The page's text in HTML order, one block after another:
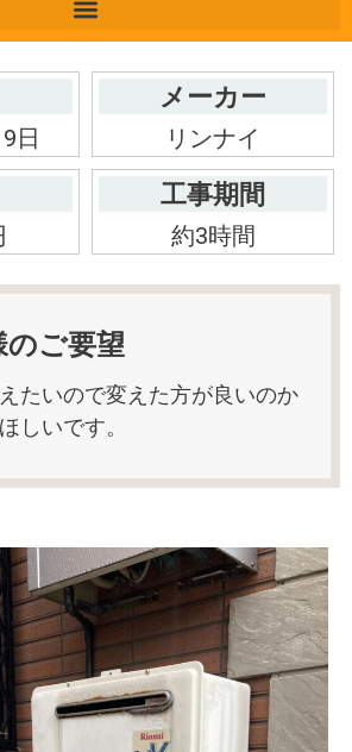
日
メーカー
リンナイ
工事期間
約3時間
のご要望
たいので変えた方が良いのか
しいです。